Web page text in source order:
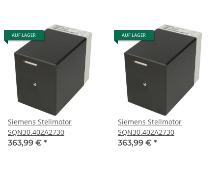
AUF LAGER
Siemens Stellmotor
SQN30.402A2730
363,99 € *
AUF LAGER
Siemens Stellmotor
SQN30.402A2730
363,99 € *